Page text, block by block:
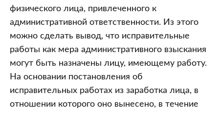
физического лица, привлеченного к
административной ответственности. Из этого
можно сделать вывод, что исправительные
работы как мера административного взыскания
могут быть назначены лицу, имеющему работу.
На основании постановления об
исправительных работах из заработка лица, в
отношении которого оно вынесено, в течение